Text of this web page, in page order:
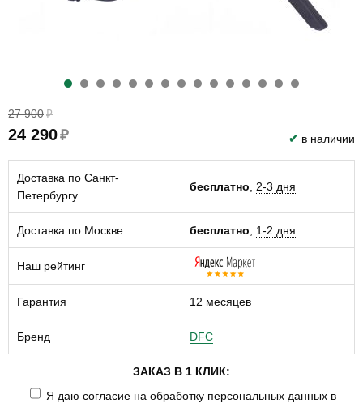
27 900 ₽
24 290₽ ✔ в наличии
Доставка по Санкт-
Петербургу
бесплатно 2-3 дня
Доставка по Москве бесплатно 1-2 дня
Наш рейтинг
Гарантия 12 месяцев
Бренд DFC
ЗАКАЗ В 1 КЛИК:
Я даю согласие на обработку персональных данных в